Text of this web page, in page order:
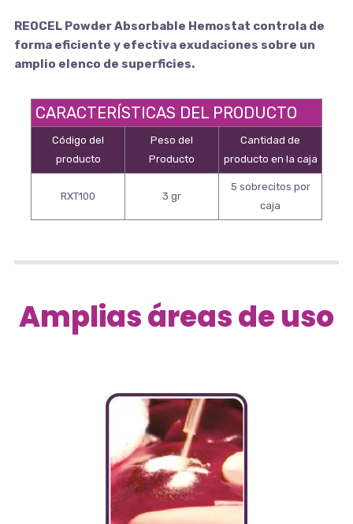
REOCEL Powder Absorbable Hemostat controla de
forma eficiente y efectiva exudaciones sobre un
amplio elenco de superficies.
CARACTERÍSTICAS DEL PRODUCTO
Código del
producto
Peso del
Producto
Cantidad de
producto en la caja
RXT100 3 gr
5 sobrecitos por
caja
Amplias áreas de uso